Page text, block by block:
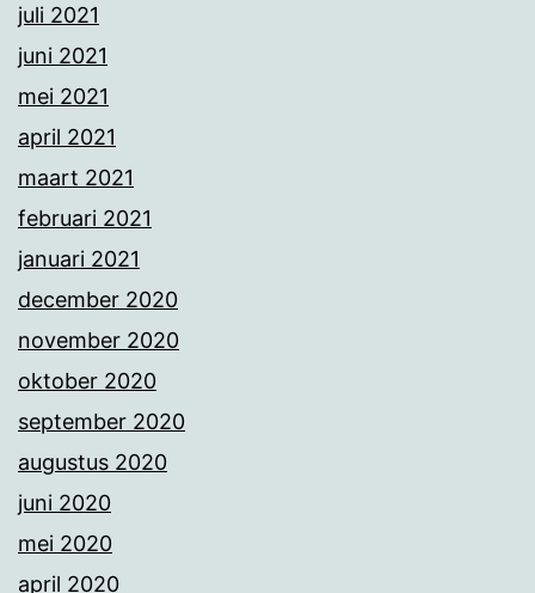
juli 2021
juni 2021
mei 2021
april 2021
maart 2021
februari 2021
januari 2021
december 2020
november 2020
oktober 2020
september 2020
augustus 2020
juni 2020
mei 2020
april 2020